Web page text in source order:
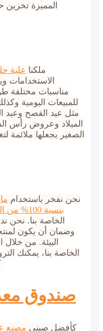
المميزة تخزين
ملكنا علبة
الاستخدامات
مناسبات مختلفة
للمبيعات اليومية
مثل عيد الفصح وعيد
الميلاد وعروض رأس
الصغير يجعلها ملائمة
نحن نفخر باستخدام
بنسبة 100% من الصفيح
الخاصة بنا. نحن
وضمان أن يكون
البيئة. من خلال
الخاصة بنا، يمكنك
صندوق
كأفضل صيني مصنع